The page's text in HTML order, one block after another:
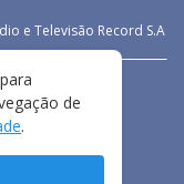
e Televisão Record S.A
de
.